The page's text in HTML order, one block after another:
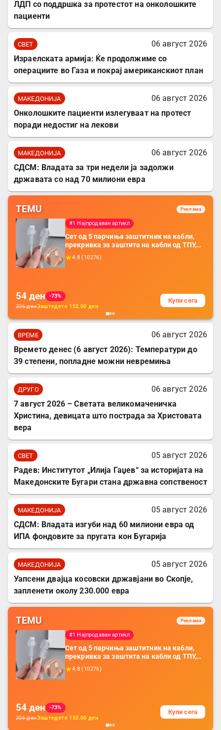
ЛДП со поддршка за протестот на онколошките
пациенти
СВЕТ
06 август 2026
Израелската армија: Ќе продолжиме со
операциите во Газа и покрај американскиот план
МАКЕДОНИЈА
06 август 2026
Онколошките пациенти излегуваат на протест
поради недостиг на лекови
МАКЕДОНИЈА
06 август 2026
СДСМ: Владата за три недели ја задолжи
државата со над 70 милиони евра
TEMU Реклама
#1 Најпродаван артикл
Сет од 5 парчиња заштитник на кабли,
прекривка за заштита на кабли од ТПУ,
додатоци за заштита на кабли, без
батерија, за мобилни телефони, комплет
4.8 ( 10276)
54 ден
-73%
206денЗаштедете 152.00 ден
Купи сега
ВРЕМЕ
06 август 2026
Времето денес (6 август 2026): Температури до
39 степени, попладне можни невремиња
ДРУГО
06 август 2026
7 август 2026 – Светата великомаченичка
Христина, девицата што пострада за Христовата
вера
СВЕТ
05 август 2026
Радев: Институтот „Илија Гаџев“ за историјата на
Македонските Бугари стана државна сопственост
МАКЕДОНИЈА
05 август 2026
СДСМ: Владата изгуби над 60 милиони евра од
ИПА фондовите за пругата кон Бугарија
МАКЕДОНИЈА
05 август 2026
Уапсени двајца косовски државјани во Скопје,
запленети околу 230.000 евра
TEMU Реклама
#1 Најпродаван артикл
Сет од 5 парчиња заштитник на кабли,
прекривка за заштита на кабли од ТПУ,
додатоци за заштита на кабли, без
батерија, за мобилни телефони, комплет
4.8 ( 10276)
54 ден
-73%
206денЗаштедете 152.00 ден
Купи сега